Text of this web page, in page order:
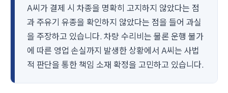
A씨가 결제 시 차종을 명확히 고지하지 않았다는 점
과 주유기 유종을 확인하지 않았다는 점을 들어 과실
을 주장하고 있습니다. 차량 수리비는 물론 운행 불가
에 따른 영업 손실까지 발생한 상황에서 A씨는 사법
적 판단을 통한 책임 소재 확정을 고민하고 있습니다.